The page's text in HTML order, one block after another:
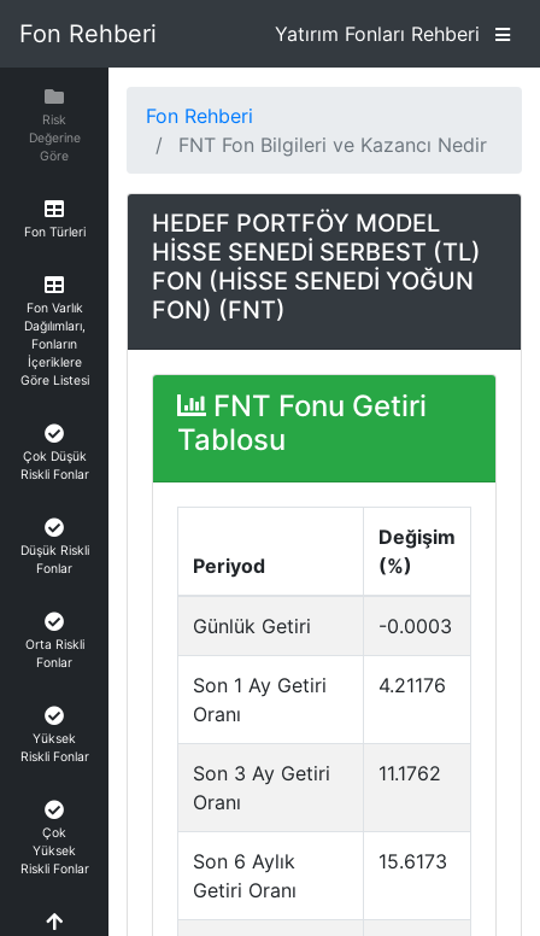
Fon Rehberi Yatırım Fonları Rehberi
Risk
Değerine
Göre
Fon Türleri
Fon Varlık
Dağılımları,
Fonların
İçeriklere
Göre Listesi
Çok Düşük
Riskli Fonlar
Düşük Riskli
Fonlar
Orta Riskli
Fonlar
Yüksek
Riskli Fonlar
Çok
Yüksek
Riskli Fonlar
Fon Rehberi
FNT Fon Bilgileri ve Kazancı Nedir
HEDEF PORTFÖY MODEL
HİSSE SENEDİ SERBEST (TL)
FON (HİSSE SENEDİ YOĞUN
FON) (FNT)
FNT Fonu Getiri
Tablosu
Periyod
Değişim
(%)
Günlük Getiri -0.0003
Son 1 Ay Getiri
Oranı
4.21176
Son 3 Ay Getiri
Oranı
11.1762
Son 6 Aylık
Getiri Oranı
15.6173